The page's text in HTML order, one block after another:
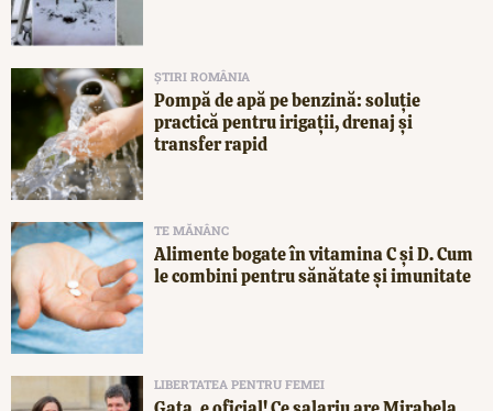
ȘTIRI ROMÂNIA
Pompă de apă pe benzină: soluție
practică pentru irigații, drenaj și
transfer rapid
TE MĂNÂNC
Alimente bogate în vitamina C și D. Cum
le combini pentru sănătate și imunitate
LIBERTATEA PENTRU FEMEI